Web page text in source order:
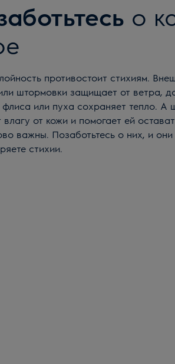
о
штормовки защищает от ветра,
флиса или пуха сохраняет тепло. А
влагу от кожи и помогает ей
важны. Позаботьтесь о них, и
стихии.